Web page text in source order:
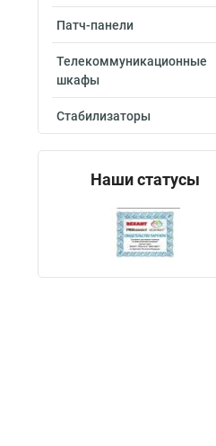
Патч-панели
Телекоммуникационные
шкафы
Стабилизаторы
Наши статусы